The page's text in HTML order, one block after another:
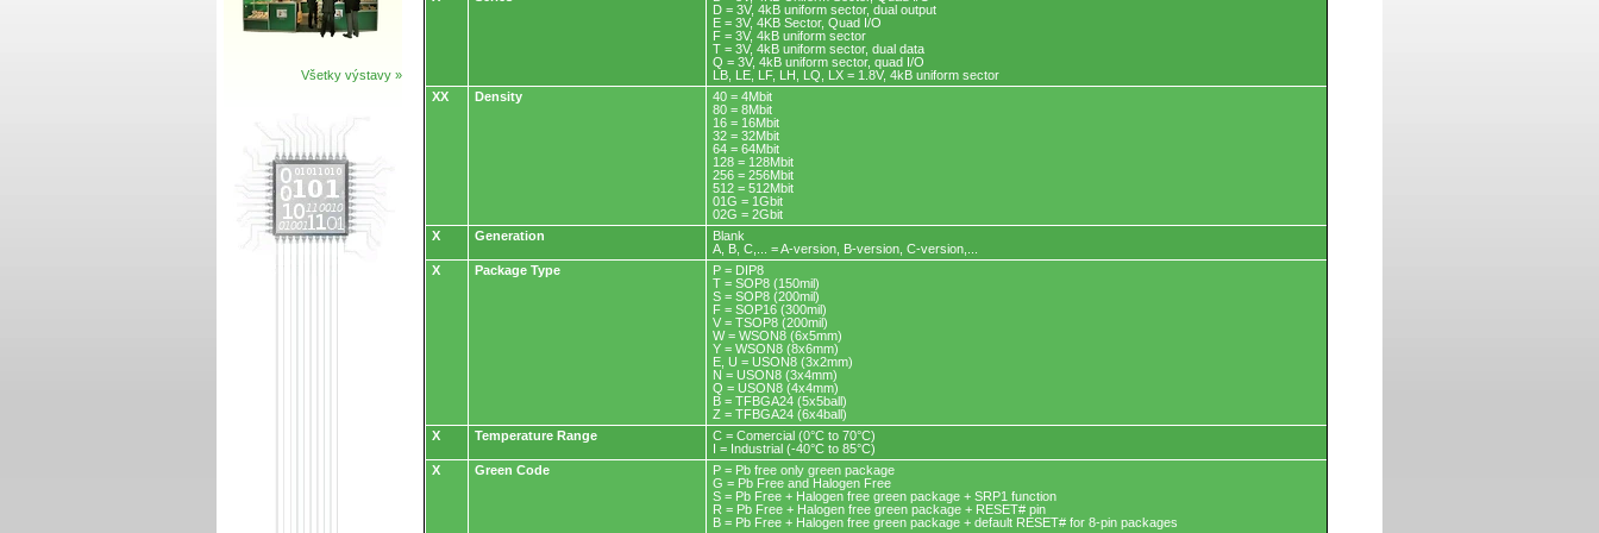
Všetky výstavy »
D = 3V, 4kB uniform sector, dual output
E = 3V, 4KB Sector, Quad I/O
F = 3V, 4kB uniform sector
T = 3V, 4kB uniform sector, dual data
Q = 3V, 4kB uniform sector, quad I/O
LB, LE, LF, LH, LQ, LX = 1.8V, 4kB uniform sector
XX
Density
40 = 4Mbit
80 = 8Mbit
16 = 16Mbit
32 = 32Mbit
64 = 64Mbit
128 = 128Mbit
256 = 256Mbit
512 = 512Mbit
01G = 1Gbit
02G = 2Gbit
X
Generation
Blank
A, B, C,... = A-version, B-version, C-version,...
X
Package Type
P = DIP8
T = SOP8 (150mil)
S = SOP8 (200mil)
F = SOP16 (300mil)
V = TSOP8 (200mil)
W = WSON8 (6x5mm)
Y = WSON8 (8x6mm)
E, U = USON8 (3x2mm)
N = USON8 (3x4mm)
Q = USON8 (4x4mm)
B = TFBGA24 (5x5ball)
Z = TFBGA24 (6x4ball)
X
Temperature Range
C = Comercial (0°C to 70°C)
I = Industrial (-40°C to 85°C)
X
Green Code
P = Pb free only green package
G = Pb Free and Halogen Free
S = Pb Free + Halogen free green package + SRP1 function
R = Pb Free + Halogen free green package + RESET# pin
B = Pb Free + Halogen free green package + default RESET# for 8-pin packages